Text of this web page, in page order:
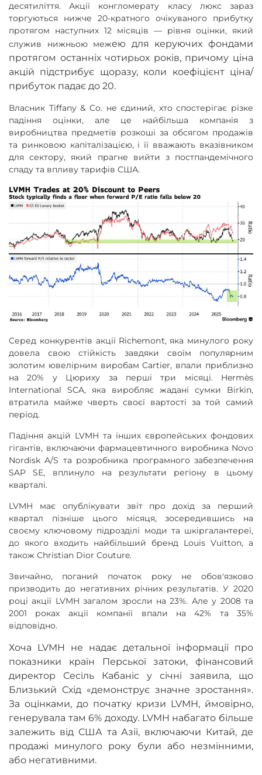
десятиліття. Акції конгломерату класу люкс зараз
торгуються нижче 20-кратного очікуваного прибутку
протягом наступних 12 місяців — рівня оцінки, який
служив нижньою межею для керуючих фондами
протягом останніх чотирьох років, причому ціна
акцій підстрибує щоразу, коли коефіцієнт ціна/
прибуток падає до 20.
Власник Tiffany & Co. не єдиний, хто спостерігає різке
падіння оцінки, але це найбільша компанія з
виробництва предметів розкоші за обсягом продажів
та ринковою капіталізацією, і її вважають вказівником
для сектору, який прагне вийти з постпандемічного
спаду та впливу тарифів США.
Серед конкурентів акції Richemont, яка минулого року
довела свою стійкість завдяки своїм популярним
золотим ювелірним виробам Cartier, впали приблизно
на 20% у Цюриху за перші три місяці. Hermès
International SCA, яка виробляє жадані сумки Birkin,
втратила майже чверть своєї вартості за той самий
період.
Падіння акцій LVMH та інших європейських фондових
гігантів, включаючи фармацевтичного виробника Novo
Nordisk A/S та розробника програмного забезпечення
SAP SE, вплинуло на результати регіону в цьому
кварталі.
LVMH має опублікувати звіт про дохід за перший
квартал пізніше цього місяця, зосередившись на
своєму ключовому підрозділі моди та шкіргалантереї,
до якого входить найбільший бренд Louis Vuitton, а
також Christian Dior Couture.
Звичайно, поганий початок року не обов'язково
призводить до негативних річних результатів. У 2020
році акції LVMH загалом зросли на 23%. Але у 2008 та
2001 роках акції компанії впали на 42% та 35%
відповідно.
Хоча LVMH не надає детальної інформації про
показники країн Перської затоки, фінансовий
директор Сесіль Кабаніс у січні заявила, що
Близький Схід «демонструє значне зростання».
За оцінками, до початку кризи LVMH, ймовірно,
генерувала там 6% доходу. LVMH набагато більше
залежить від США та Азії, включаючи Китай, де
продажі минулого року були або незмінними,
або негативними.